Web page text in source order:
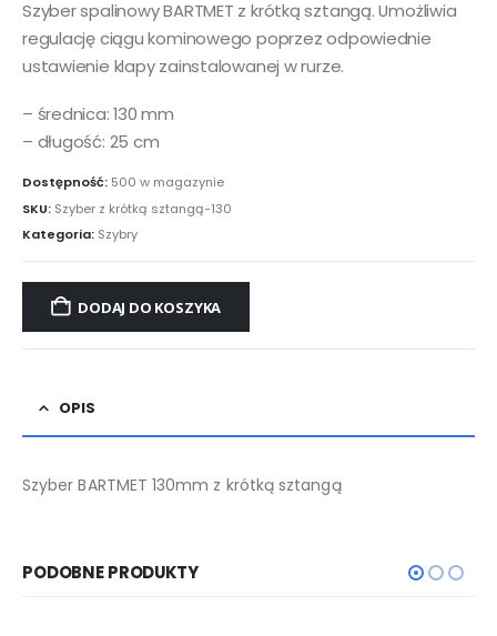
Szyber spalinowy BARTMET z krótką sztangą. Umożliwia
regulację ciągu kominowego poprzez odpowiednie
ustawienie klapy zainstalowanej w rurze.
– średnica: 130 mm
– długość: 25 cm
Dostępność: 500 w magazynie
SKU: Szyber z krótką sztangą-130
Kategoria: Szybry
DODAJ DO KOSZYKA
OPIS
Szyber BARTMET 130mm z krótką sztangą
PODOBNE PRODUKTY